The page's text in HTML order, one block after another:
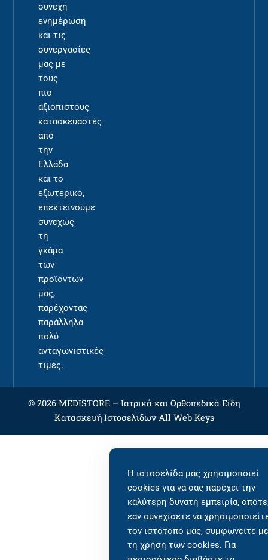
συνεχή
ενημέρωση
και τις
συνεργασίες
μας με
τους
πιο
αξιόπιστους
κατασκευαστές
από
την
Ελλάδα
και το
εξωτερικό,
επεκτείνουμε
συνεχώς
τη
γκάμα
των
προϊόντων
μας,
παρέχοντας
παράλληλα
πολύ
ανταγωνιστικές
τιμές.
© 2026 MEDISTORE – Ιατρικά και Ορθοπεδικά Είδη
Κατασκευή ΙστοσελίδωνAll Web Keys
Η ιστοσελίδα μας χρησιμοποιεί
cookies για να σας παρέχει την
καλύτερη δυνατή εμπειρία,
εάν συνεχίσετε να
τον ιστότοπό μας, συμφωνείτε με
τη χρήση των cookies. Για